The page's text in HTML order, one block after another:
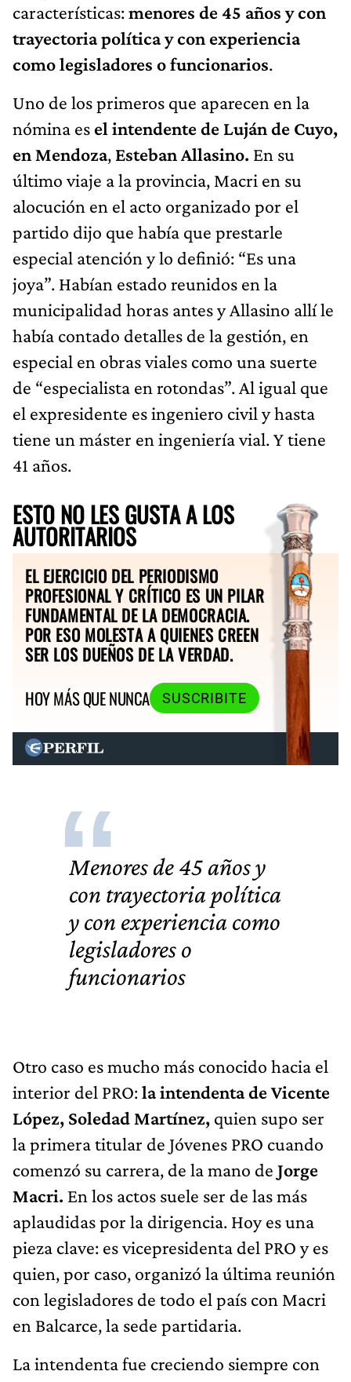
características:menores de 45 años y con
trayectoria política y con experiencia
como legisladores o funcionarios.
Uno de los primeros que aparecen en la
nómina es el intendente de Luján de Cuyo,
en Mendoza, Esteban Allasino. En su
último viaje a la provincia, Macri en su
alocución en el acto organizado por el
partido dijo que había que prestarle
especial atención y lo definió: “Es una
joya”. Habían estado reunidos en la
municipalidad horas antes y Allasino allí le
había contado detalles de la gestión, en
especial en obras viales como una suerte
de “especialista en rotondas”. Al igual que
el expresidente es ingeniero civil y hasta
tiene un máster en ingeniería vial. Y tiene
41 años.
ESTO NO LES GUSTA A LOS
AUTORITARIOS
EL EJERCICIO DEL PERIODISMO
PROFESIONAL Y CRÍTICO ES UN PILAR
FUNDAMENTAL DE LA DEMOCRACIA.
POR ESO MOLESTA A QUIENES CREEN
SER LOS DUEÑOS DE LA VERDAD.
HOY MÁS QUE NUNCA
SUSCRIBITE
Menores de 45 años y
con trayectoria política
y con experiencia como
legisladores o
funcionarios
Otro caso es mucho más conocido hacia el
interior del PRO:la intendenta de Vicente
López, Soledad Martínez, quien supo ser
la primera titular de Jóvenes PRO cuando
comenzó su carrera, de la mano de Jorge
Macri. En los actos suele ser de las más
aplaudidas por la dirigencia. Hoy es una
pieza clave: es vicepresidenta del PRO y es
quien, por caso, organizó la última reunión
con legisladores de todo el país con Macri
en Balcarce, la sede partidaria.
La intendenta fue creciendo siempre con